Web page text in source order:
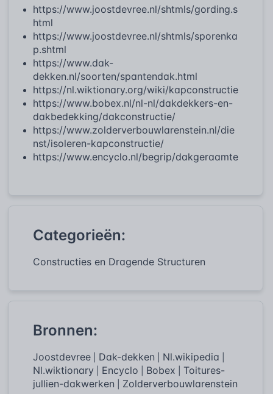
https://www.joostdevree.nl/shtmls/gording.s
html
https://www.joostdevree.nl/shtmls/sporenka
p.shtml
https://www.dak-
dekken.nl/soorten/spantendak.html
https://nl.wiktionary.org/wiki/kapconstructie
https://www.bobex.nl/nl-nl/dakdekkers-en-
dakbedekking/dakconstructie/
https://www.zolderverbouwlarenstein.nl/die
nst/isoleren-kapconstructie/
https://www.encyclo.nl/begrip/dakgeraamte
Categorieën:
Constructies en Dragende Structuren
Bronnen:
Joostdevree Dak-dekken Nl.wikipedia
Nl.wiktionary Encyclo Bobex
Toitures-
jullien-dakwerken
Zolderverbouwlarenstein